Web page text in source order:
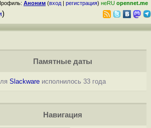
Аноним (вход | регистрация) неRU opennet.me
)
Памятные даты
Slackwareисполнилось 33 года
Навигация